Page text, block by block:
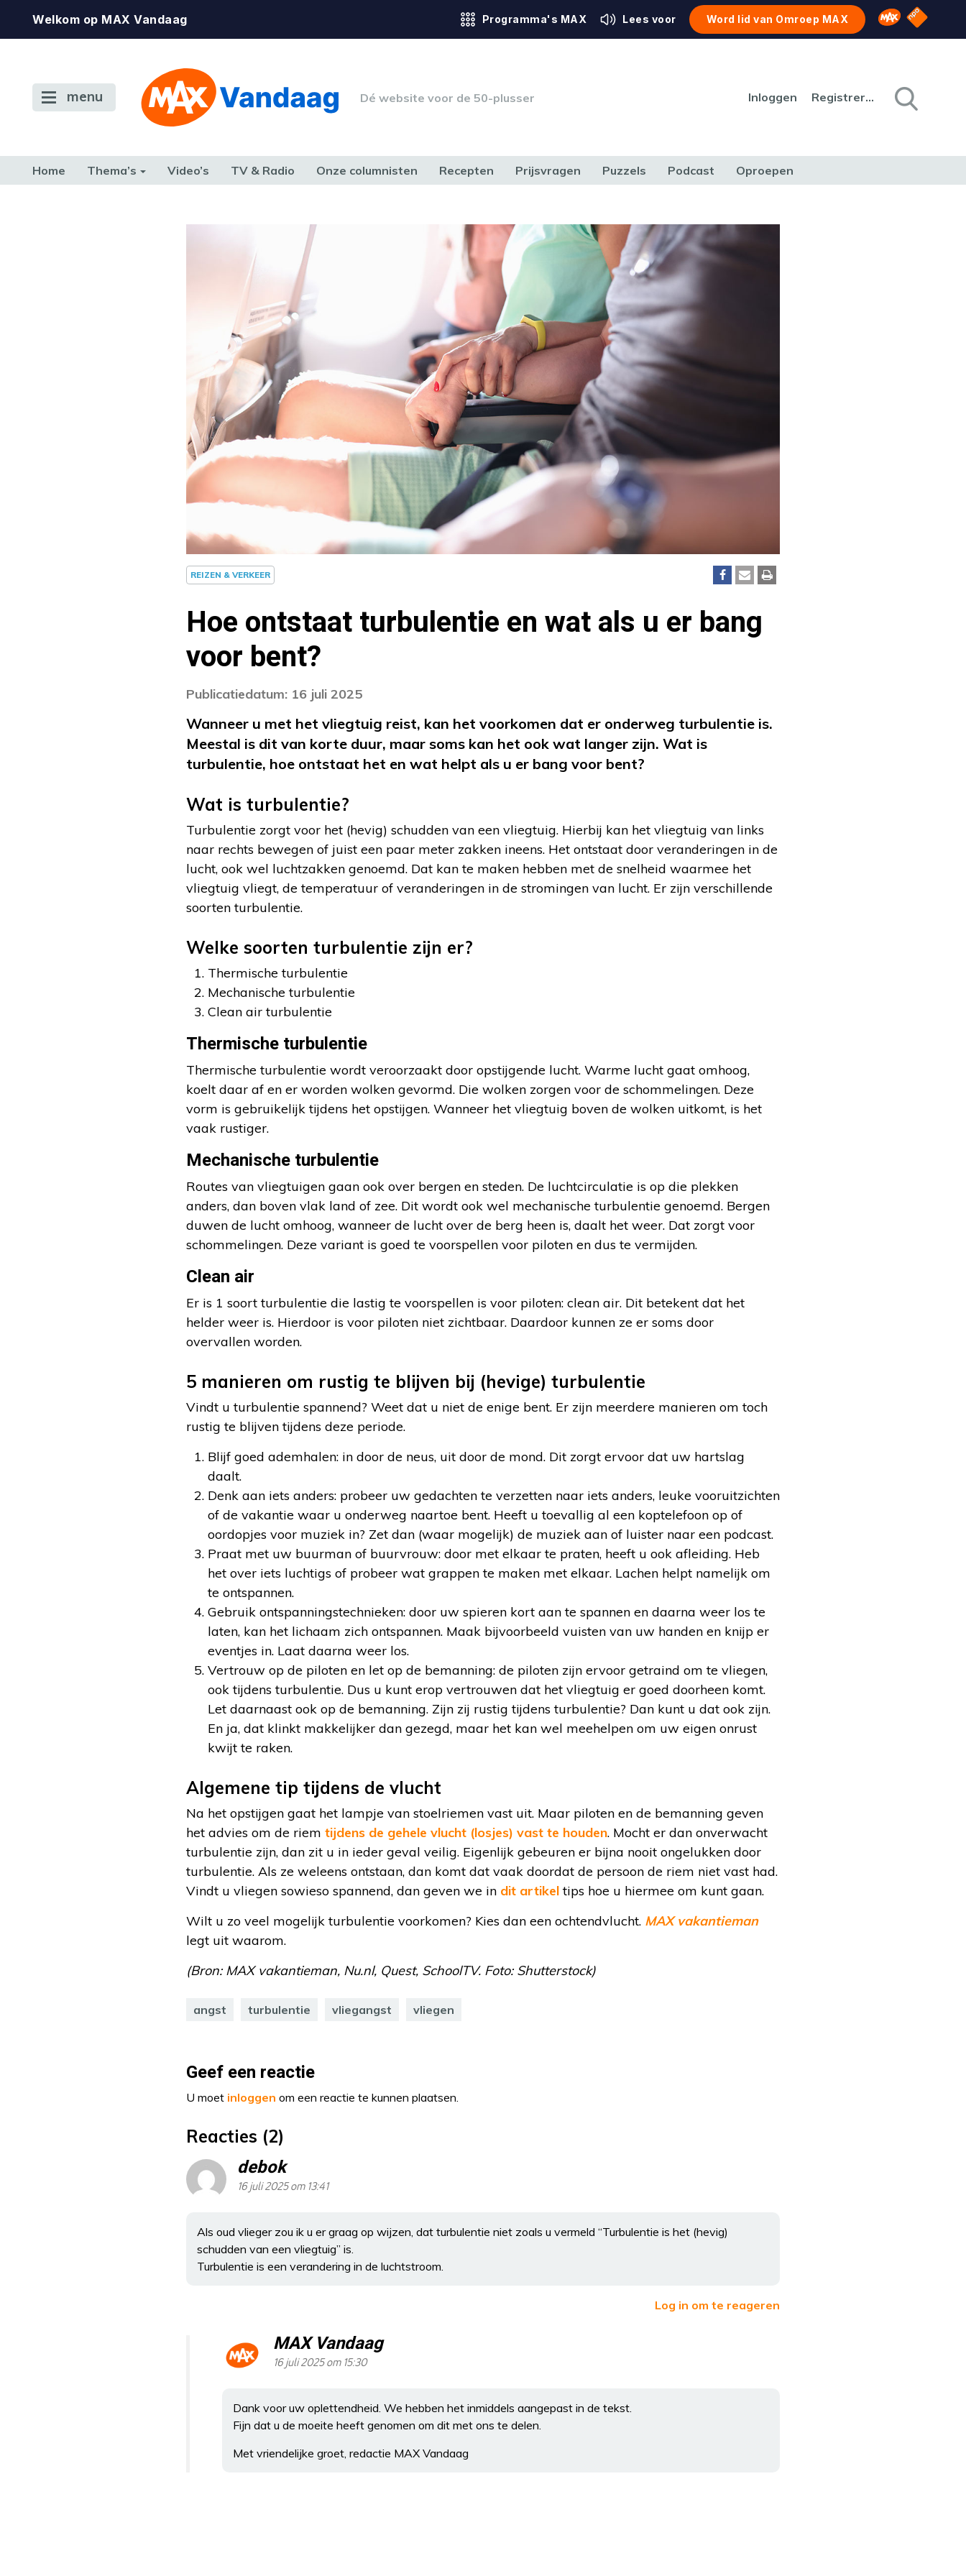
Welkom op MAX Vandaag Programma's MAX Lees voor Word lid van Omroep MAX Omroep MAX
NPO
menu Dé website voor de 50-plusser Inloggen Registreren
Home Thema’s Video’s TV & Radio Onze columnisten Recepten Prijsvragen Puzzels Podcast Oproepen
REIZEN & VERKEER
Hoe ontstaat turbulentie en wat als u er bang
voor bent?
Publicatiedatum: 16 juli 2025
Wanneer u met het vliegtuig reist, kan het voorkomen dat er onderweg turbulentie is.
Meestal is dit van korte duur, maar soms kan het ook wat langer zijn. Wat is
turbulentie, hoe ontstaat het en wat helpt als u er bang voor bent?
Wat is turbulentie?
Turbulentie zorgt voor het (hevig) schudden van een vliegtuig. Hierbij kan het vliegtuig van links
naar rechts bewegen of juist een paar meter zakken ineens. Het ontstaat door veranderingen in de
lucht, ook wel luchtzakken genoemd. Dat kan te maken hebben met de snelheid waarmee het
vliegtuig vliegt, de temperatuur of veranderingen in de stromingen van lucht. Er zijn verschillende
soorten turbulentie.
Welke soorten turbulentie zijn er?
Thermische turbulentie
Mechanische turbulentie
Clean air turbulentie
Thermische turbulentie
Thermische turbulentie wordt veroorzaakt door opstijgende lucht. Warme lucht gaat omhoog,
koelt daar af en er worden wolken gevormd. Die wolken zorgen voor de schommelingen. Deze
vorm is gebruikelijk tijdens het opstijgen. Wanneer het vliegtuig boven de wolken uitkomt, is het
vaak rustiger.
Mechanische turbulentie
Routes van vliegtuigen gaan ook over bergen en steden. De luchtcirculatie is op die plekken
anders, dan boven vlak land of zee. Dit wordt ook wel mechanische turbulentie genoemd. Bergen
duwen de lucht omhoog, wanneer de lucht over de berg heen is, daalt het weer. Dat zorgt voor
schommelingen. Deze variant is goed te voorspellen voor piloten en dus te vermijden.
Clean air
Er is 1 soort turbulentie die lastig te voorspellen is voor piloten: clean air. Dit betekent dat het
helder weer is. Hierdoor is voor piloten niet zichtbaar. Daardoor kunnen ze er soms door
overvallen worden.
5 manieren om rustig te blijven bij (hevige) turbulentie
Vindt u turbulentie spannend? Weet dat u niet de enige bent. Er zijn meerdere manieren om toch
rustig te blijven tijdens deze periode.
Blijf goed ademhalen: in door de neus, uit door de mond. Dit zorgt ervoor dat uw hartslag
daalt.
Denk aan iets anders: probeer uw gedachten te verzetten naar iets anders, leuke vooruitzichten
of de vakantie waar u onderweg naartoe bent. Heeft u toevallig al een koptelefoon op of
oordopjes voor muziek in? Zet dan (waar mogelijk) de muziek aan of luister naar een podcast.
Praat met uw buurman of buurvrouw: door met elkaar te praten, heeft u ook afleiding. Heb
het over iets luchtigs of probeer wat grappen te maken met elkaar. Lachen helpt namelijk om
te ontspannen.
Gebruik ontspanningstechnieken: door uw spieren kort aan te spannen en daarna weer los te
laten, kan het lichaam zich ontspannen. Maak bijvoorbeeld vuisten van uw handen en knijp er
eventjes in. Laat daarna weer los.
Vertrouw op de piloten en let op de bemanning: de piloten zijn ervoor getraind om te vliegen,
ook tijdens turbulentie. Dus u kunt erop vertrouwen dat het vliegtuig er goed doorheen komt.
Let daarnaast ook op de bemanning. Zijn zij rustig tijdens turbulentie? Dan kunt u dat ook zijn.
En ja, dat klinkt makkelijker dan gezegd, maar het kan wel meehelpen om uw eigen onrust
kwijt te raken.
Algemene tip tijdens de vlucht
Na het opstijgen gaat het lampje van stoelriemen vast uit. Maar piloten en de bemanning geven
het advies om de riem tijdens de gehele vlucht (losjes) vast te houden. Mocht er dan onverwacht
turbulentie zijn, dan zit u in ieder geval veilig. Eigenlijk gebeuren er bijna nooit ongelukken door
turbulentie. Als ze weleens ontstaan, dan komt dat vaak doordat de persoon de riem niet vast had.
Vindt u vliegen sowieso spannend, dan geven we in dit artikeltips hoe u hiermee om kunt gaan.
Wilt u zo veel mogelijk turbulentie voorkomen? Kies dan een ochtendvlucht. MAX vakantieman
legt uit waarom.
(Bron: MAX vakantieman, Nu.nl, Quest, SchoolTV. Foto: Shutterstock)
angst turbulentie vliegangst vliegen
Geef een reactie
U moet inloggen om een reactie te kunnen plaatsen.
Reacties (2)
debok
16 juli 2025 om 13:41
Als oud vlieger zou ik u er graag op wijzen, dat turbulentie niet zoals u vermeld “Turbulentie is het (hevig)
schudden van een vliegtuig” is.
Turbulentie is een verandering in de luchtstroom.
Log in om te reageren
MAX Vandaag
16 juli 2025 om 15:30
Dank voor uw oplettendheid. We hebben het inmiddels aangepast in de tekst.
Fijn dat u de moeite heeft genomen om dit met ons te delen.
Met vriendelijke groet, redactie MAX Vandaag